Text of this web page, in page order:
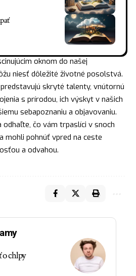
oknom do našej
niesť dôležité životné posolstvá.
skryté talenty, vnútornú
s prírodou, ich výskyt v našich
sebapoznaniu a objavovaniu.
odhaľte, čo vám trpaslíci v snoch
mohli pohnúť vpred na ceste
a odvahou.
chlpy